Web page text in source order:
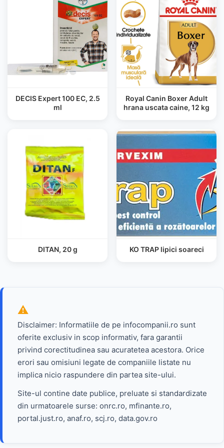
DECIS Expert 100 EC, 2.5
ml
Royal Canin Boxer Adult
hrana uscata caine, 12 kg
DITAN, 20 g KO TRAP lipici soareci
Disclaimer: Informatiile de pe infocompanii.ro sunt
oferite exclusiv in scop informativ, fara garantii
privind corectitudinea sau acuratetea acestora. Orice
erori sau omisiuni legate de companiile listate nu
implica nicio raspundere din partea site-ului.
Site-ul contine date publice, preluate si standardizate
din urmatoarele surse: onrc.ro, mfinante.ro,
portal.just.ro, anaf.ro, scj.ro, data.gov.ro